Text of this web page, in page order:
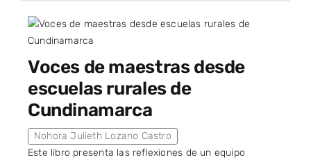
Voces de maestras desde
escuelas rurales de
Cundinamarca
Nohora Julieth Lozano Castro
Este libro presenta las reflexiones de un equipo